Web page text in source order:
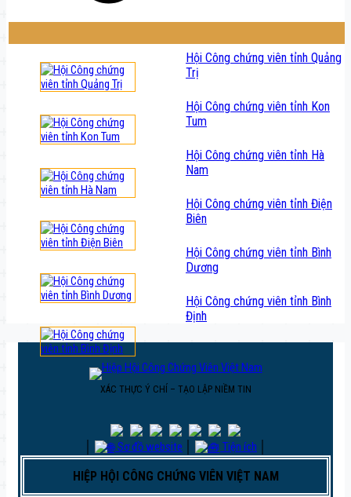
Hội Công chứng viên tỉnh Quảng
Trị
Hội Công chứng viên tỉnh Kon
Tum
Hội Công chứng viên tỉnh Hà
Nam
Hội Công chứng viên tỉnh Điện
Biên
Hội Công chứng viên tỉnh Bình
Dương
Hội Công chứng viên tỉnh Bình
Định
XÁC THỰC Ý CHÍ – TẠO LẬP NIỀM TIN
Sơ đồ website Tiện ích
HIỆP HỘI CÔNG CHỨNG VIÊN VIỆT NAM